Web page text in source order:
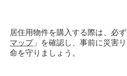
居住用物件を購入する際は、必
マップ」を確認し、事前に災害
命を守りましょう。